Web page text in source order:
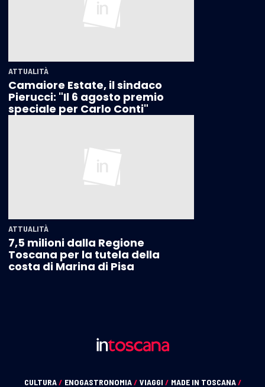
ATTUALITÀ
Camaiore Estate, il sindaco
Pierucci: "Il 6 agosto premio
speciale per Carlo Conti"
ATTUALITÀ
7,5 milioni dalla Regione
Toscana per la tutela della
costa di Marina di Pisa
CULTURA/ ENOGASTRONOMIA/ VIAGGI / MADE IN TOSCANA/